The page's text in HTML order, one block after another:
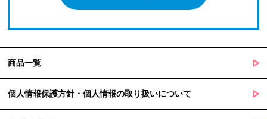
商品一覧
個人情報保護方針・個人情報の取り扱いについて